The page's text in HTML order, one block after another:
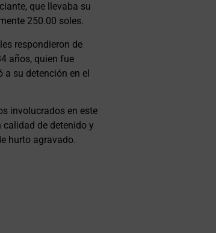
que llevaba su
250.00 soles.
respondieron de
años, quien fue
su detención en el
involucrados en este
de detenido y
hurto agravado.